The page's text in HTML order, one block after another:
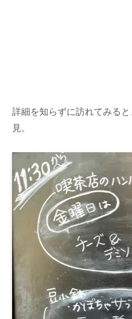
詳細を知らずに訪れてみる
見。